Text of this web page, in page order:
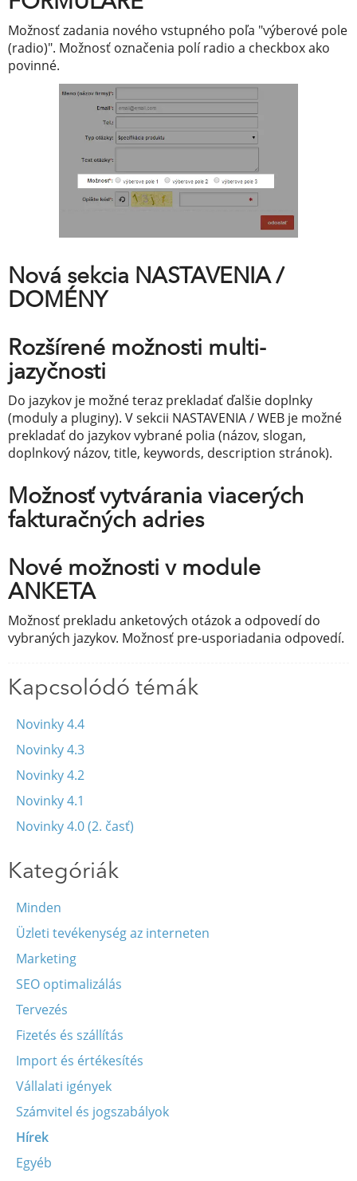
Možnosť zadania nového vstupného poľa "výberové pole
(radio)". Možnosť označenia polí radio a checkbox ako
povinné.
Nová sekcia NASTAVENIA /
DOMÉNY
Rozšírené možnosti multi-
jazyčnosti
Do jazykov je možné teraz prekladať ďalšie doplnky
(moduly a pluginy). V sekcii NASTAVENIA / WEB je možné
prekladať do jazykov vybrané polia (názov, slogan,
doplnkový názov, title, keywords, description stránok).
Možnosť vytvárania viacerých
fakturačných adries
Nové možnosti v module
ANKETA
Možnosť prekladu anketových otázok a odpovedí do
vybraných jazykov. Možnosť pre-usporiadania odpovedí.
Kapcsolódó témák
Novinky 4.4
Novinky 4.3
Novinky 4.2
Novinky 4.1
Novinky 4.0 (2. časť)
Kategóriák
Minden
Üzleti tevékenység az interneten
Marketing
SEO optimalizálás
Tervezés
Fizetés és szállítás
Import és értékesítés
Vállalati igények
Számvitel és jogszabályok
Hírek
Egyéb